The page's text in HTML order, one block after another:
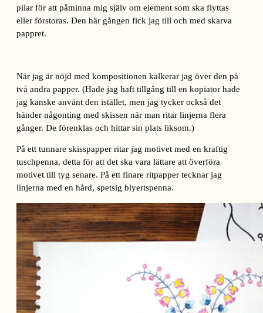
pilar för att påminna mig själv om element som ska flyttas
eller förstoras. Den här gången fick jag till och med skarva
pappret.
När jag är nöjd med kompositionen kalkerar jag över den på
två andra papper. (Hade jag haft tillgång till en kopiator hade
jag kanske använt den istället, men jag tycker också det
händer någonting med skissen när man ritar linjerna flera
gånger. De förenklas och hittar sin plats liksom.)
På ett tunnare skisspapper ritar jag motivet med en kraftig
tuschpenna, detta för att det ska vara lättare att överföra
motivet till tyg senare. På ett finare ritpapper tecknar jag
linjerna med en hård, spetsig blyertspenna.